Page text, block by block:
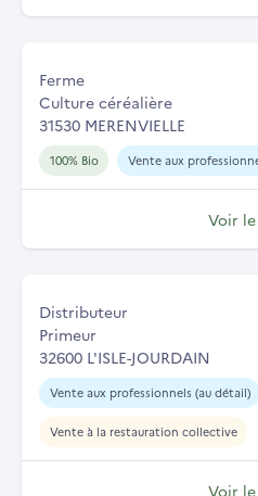
Ferme
Culture céréalière
31530 MERENVIELLE
100% Bio Vente aux
Voir
Distributeur
Primeur
32600 L'ISLE-JOURDAIN
Vente aux professionnels (au détail)
Vente à la restauration collective
Voir